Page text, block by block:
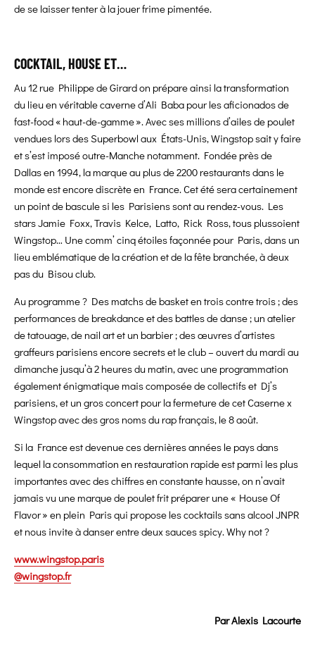
de se laisser tenter à la jouer frime pimentée.
COCKTAIL, HOUSE ET…
Au 12 rue Philippe de Girard on prépare ainsi la transformation
du lieu en véritable caverne d’Ali Baba pour les aficionados de
fast-food « haut-de-gamme ». Avec ses millions d’ailes de poulet
vendues lors des Superbowl aux États-Unis, Wingstop sait y faire
et s’est imposé outre-Manche notamment. Fondée près de
Dallas en 1994, la marque au plus de 2200 restaurants dans le
monde est encore discrète en France. Cet été sera certainement
un point de bascule si les Parisiens sont au rendez-vous. Les
stars Jamie Foxx, Travis Kelce, Latto, Rick Ross, tous plussoient
Wingstop… Une comm’ cinq étoiles façonnée pour Paris, dans un
lieu emblématique de la création et de la fête branchée, à deux
pas du Bisou club.
Au programme ? Des matchs de basket en trois contre trois ; des
performances de breakdance et des battles de danse ; un atelier
de tatouage, de nail art et un barbier ; des œuvres d’artistes
graffeurs parisiens encore secrets et le club – ouvert du mardi au
dimanche jusqu’à 2 heures du matin, avec une programmation
également énigmatique mais composée de collectifs et Dj’s
parisiens, et un gros concert pour la fermeture de cet Caserne x
Wingstop avec des gros noms du rap français, le 8 août.
Si la France est devenue ces dernières années le pays dans
lequel la consommation en restauration rapide est parmi les plus
importantes avec des chiffres en constante hausse, on n’avait
jamais vu une marque de poulet frit préparer une « House Of
Flavor » en plein Paris qui propose les cocktails sans alcool JNPR
et nous invite à danser entre deux sauces spicy. Why not ?
www.wingstop.paris
@wingstop.fr
Par Alexis Lacourte